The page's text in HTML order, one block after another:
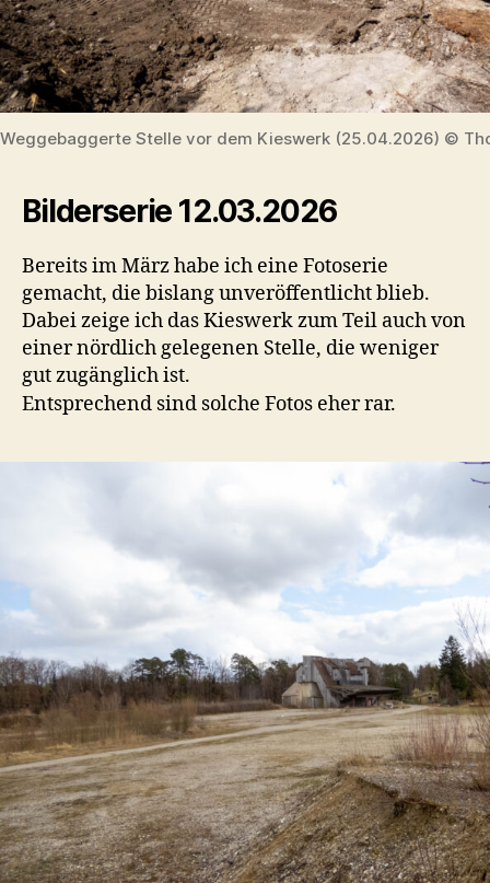
Weggebaggerte Stelle vor dem Kieswerk (25.04.2026) ©
Bilderserie 12.03.2026
Bereits im März habe ich eine Fotoserie
gemacht, die bislang unveröffentlicht blieb.
Dabei zeige ich das Kieswerk zum Teil auch von
einer nördlich gelegenen Stelle, die weniger
gut zugänglich ist.
Entsprechend sind solche Fotos eher rar.